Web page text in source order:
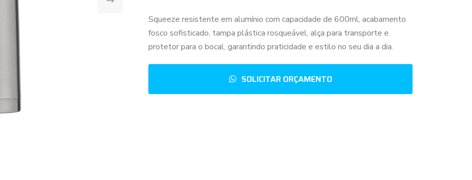
Squeeze resistente em alumínio com capacidade de 600ml, acabamento
fosco sofisticado, tampa plástica rosqueável, alça para transporte e
protetor para o bocal, garantindo praticidade e estilo no seu dia a dia.
SOLICITAR ORÇAMENTO